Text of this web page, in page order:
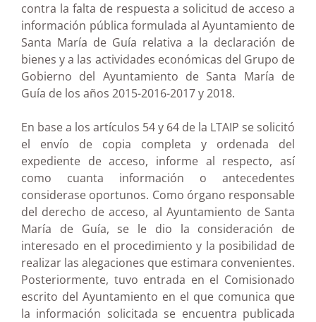
contra la falta de respuesta a solicitud de acceso a
información pública formulada al Ayuntamiento de
Santa María de Guía relativa a la declaración de
bienes y a las actividades económicas del Grupo de
Gobierno del Ayuntamiento de Santa María de
Guía de los años 2015-2016-2017 y 2018.
En base a los artículos 54 y 64 de la LTAIP se solicitó
el envío de copia completa y ordenada del
expediente de acceso, informe al respecto, así
como cuanta información o antecedentes
considerase oportunos. Como órgano responsable
del derecho de acceso, al Ayuntamiento de Santa
María de Guía, se le dio la consideración de
interesado en el procedimiento y la posibilidad de
realizar las alegaciones que estimara convenientes.
Posteriormente, tuvo entrada en el Comisionado
escrito del Ayuntamiento en el que comunica que
la información solicitada se encuentra publicada